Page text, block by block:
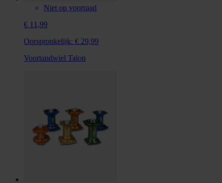
Niet op voorraad
€ 11,99
Oorspronkelijk: € 29,99
Voortandwiel Talon